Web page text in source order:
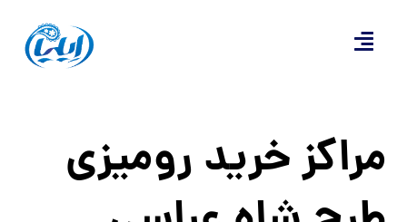
مراکز خرید رومیزی